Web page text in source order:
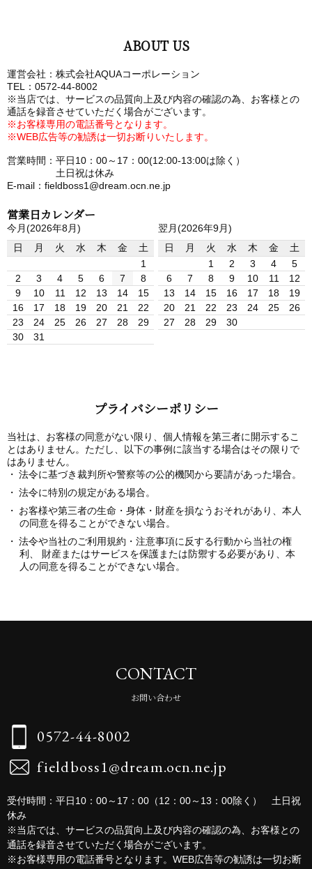
ABOUT US
運営会社：株式会社AQUAコーポレーション
TEL：0572-44-8002
※当店では、サービスの品質向上及び内容の確認の為、お客様との
通話を録音させていただく場合がございます。
※お客様専用の電話番号となります。
※WEB広告等の勧誘は一切お断りいたします。
営業時間：平日10：00～17：00(12:00-13:00は除く）
土日祝は休み
E-mail：fieldboss1@dream.ocn.ne.jp
営業日カレンダー
今月(2026年8月)
日
月 火 水 木 金
土
1
2
3 4 5 6 7
8
9
10 11 12 13 14
15
16
17 18 19 20 21
22
23
24 25 26 27 28
29
30
31
翌月(2026年9月)
日
月 火 水 木 金
土
1
2 3 4
5
6
7 8 9 10 11
12
13
14 15 16 17 18
19
20
21 22 23 24 25
26
27
28 29 30
プライバシーポリシー
当社は、お客様の同意がない限り、個人情報を第三者に開示するこ
とはありません。ただし、以下の事例に該当する場合はその限りで
はありません。
法令に基づき裁判所や警察等の公的機関から要請があった場合。
法令に特別の規定がある場合。
お客様や第三者の生命・身体・財産を損なうおそれがあり、本人
の同意を得ることができない場合。
法令や当社のご利用規約・注意事項に反する行動から当社の権
利、 財産またはサービスを保護または防禦する必要があり、本
人の同意を得ることができない場合。
CONTACT
お問い合わせ
0572-44-8002
fieldboss1@dream.ocn.ne.jp
受付時間：平日10：00～17：00（12：00～13：00除く） 土日祝
休み
※当店では、サービスの品質向上及び内容の確認の為、お客様との
通話を録音させていただく場合がございます。
※お客様専用の電話番号となります。WEB広告等の勧誘は一切お断